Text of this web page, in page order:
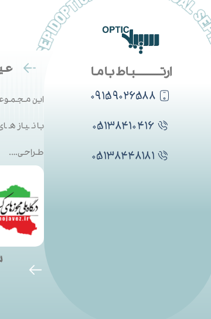
ارتــــــــــباط با ما
۰۹۱۵۹۰۲۶۵۸۸
۰۵۱۳۸۴۱۰۴۱۶
۰۵۱۳۸۴۴۸۱۸۱
این
با نیاز
طراحی….